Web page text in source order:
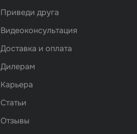
Приведи друга
Видеоконсультация
Доставка и оплата
Дилерам
Карьера
Статьи
Отзывы